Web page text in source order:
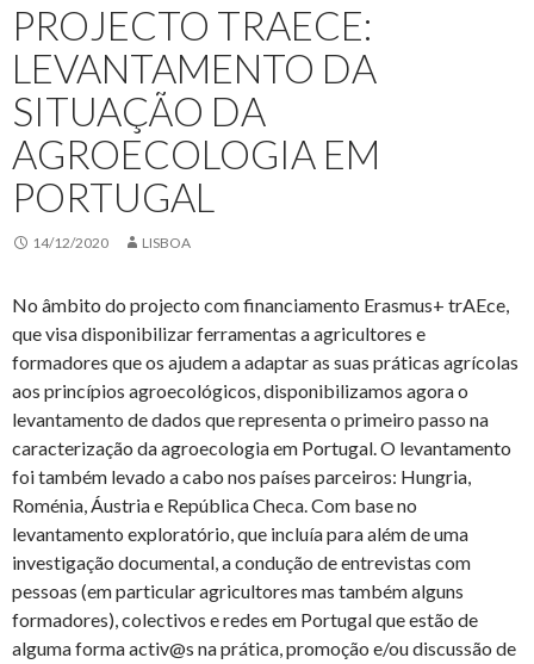
PROJECTO TRAECE:
LEVANTAMENTO DA
SITUAÇÃO DA
AGROECOLOGIA EM
PORTUGAL
14/12/2020 LISBOA
No âmbito do projecto com financiamento Erasmus+ trAEce,
que visa disponibilizar ferramentas a agricultores e
formadores que os ajudem a adaptar as suas práticas agrícolas
aos princípios agroecológicos, disponibilizamos agora o
levantamento de dados que representa o primeiro passo na
caracterização da agroecologia em Portugal. O levantamento
foi também levado a cabo nos países parceiros: Hungria,
Roménia, Áustria e República Checa. Com base no
levantamento exploratório, que incluía para além de uma
investigação documental, a condução de entrevistas com
pessoas (em particular agricultores mas também alguns
formadores), colectivos e redes em Portugal que estão de
alguma forma activ@s na prática, promoção e/ou discussão de